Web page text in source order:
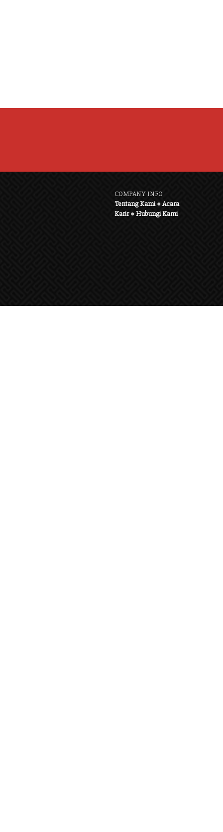
COMPANY INFO
Tentang Kami●Acara
Karir●Hubungi Kami